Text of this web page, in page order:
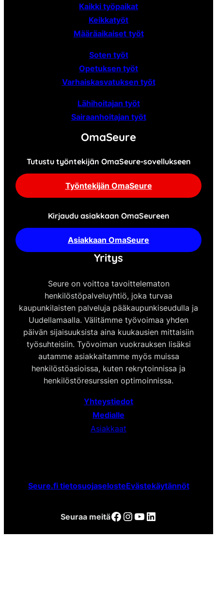
Kaikki työpaikat
Keikkatyöt
Määräaikaiset työt
Soten työt
Opetuksen työt
Varhaiskasvatuksen työt
Lähihoitajan työt
Sairaanhoitajan työt
OmaSeure
Tutustu työntekijän OmaSeure-sovellukseen
Työntekijän OmaSeure
Kirjaudu asiakkaan OmaSeureen
Asiakkaan OmaSeure
Yritys
Seure on voittoa tavoittelematon
henkilöstöpalveluyhtiö, joka turvaa
kaupunkilaisten palveluja pääkaupunkiseudulla ja
Uudellamaalla. Välitämme työvoimaa yhden
päivän sijaisuuksista aina kuukausien mittaisiin
työsuhteisiin. Työvoiman vuokrauksen lisäksi
autamme asiakkaitamme myös muissa
henkilöstöasioissa, kuten rekrytoinnissa ja
henkilöstöresurssien optimoinnissa.
Yhteystiedot
Medialle
Asiakkaat
Seure.fi tietosuojaselosteEvästekäytännöt
Seuraa meitäFacebook Instagram YouTube LinkedIn